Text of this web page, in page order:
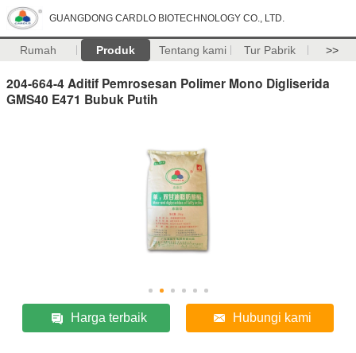
GUANGDONG CARDLO BIOTECHNOLOGY CO., LTD.
Rumah Produk Tentang kami Tur Pabrik >>
204-664-4 Aditif Pemrosesan Polimer Mono Digliserida
GMS40 E471 Bubuk Putih
Harga terbaik Hubungi kami